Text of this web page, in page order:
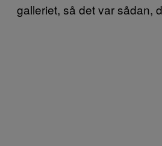
galleriet, så det var sådan,